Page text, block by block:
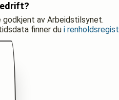
av Arbeidstilsynet.
finner du i